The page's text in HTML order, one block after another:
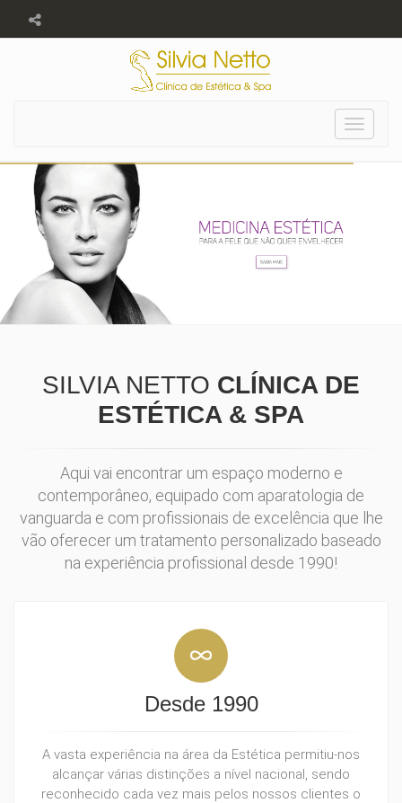
Toggle
SILVIA NETTO CLÍNICA DE
ESTÉTICA & SPA
Aqui vai encontrar um espaço moderno e
contemporâneo, equipado com aparatologia de
vanguarda e com profissionais de excelência que lhe
vão oferecer um tratamento personalizado baseado
na experiência profissional desde 1990!
Desde 1990
A vasta experiência na área da Estética permitiu-nos
alcançar várias distinções a nível nacional, sendo
reconhecido cada vez mais pelos nossos clientes o